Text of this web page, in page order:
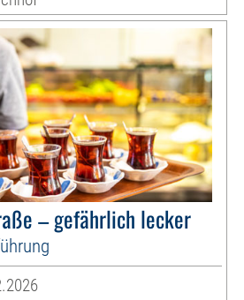
– gefährlich lecker